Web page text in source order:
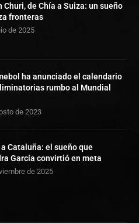
Churi, de Chía a Suiza: un sueño
fronteras
de 2025
ha anunciado el calendario
rumbo al Mundial
de 2023
a Cataluña: el sueño que
García convirtió en meta
de 2025